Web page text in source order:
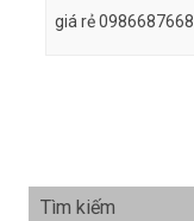
giá rẻ 0986687668
Tìm kiếm